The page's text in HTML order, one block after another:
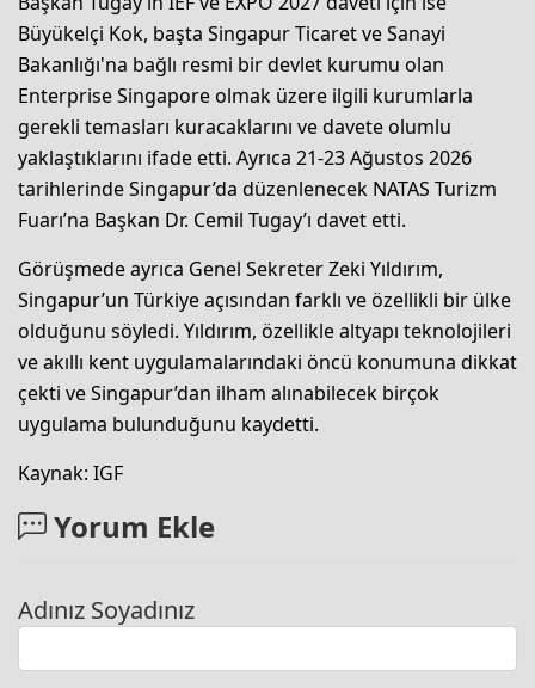
Büyükelçi Kok, başta Singapur Ticaret ve Sanayi
Bakanlığı'na bağlı resmi bir devlet kurumu olan
Enterprise Singapore olmak üzere ilgili kurumlarla
gerekli temasları kuracaklarını ve davete olumlu
yaklaştıklarını ifade etti. Ayrıca 21-23 Ağustos 2026
tarihlerinde Singapur’da düzenlenecek NATAS Turizm
Fuarı’na Başkan Dr. Cemil Tugay’ı davet etti.
Görüşmede ayrıca Genel Sekreter Zeki Yıldırım,
Singapur’un Türkiye açısından farklı ve özellikli bir ülke
olduğunu söyledi. Yıldırım, özellikle altyapı teknolojileri
ve akıllı kent uygulamalarındaki öncü konumuna dikkat
çekti ve Singapur’dan ilham alınabilecek birçok
uygulama bulunduğunu kaydetti.
Kaynak: IGF
Yorum Ekle
Adınız Soyadınız